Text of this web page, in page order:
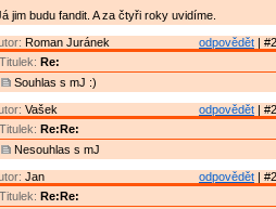
jim budu fandit. A za čtyři roky uvidíme.
odpovědět |
Roman Juránek
Titulek: Re:
Souhlas s mJ :)
odpovědět |
Vašek
Titulek: Re:Re:
Nesouhlas s mJ
odpovědět |
Jan
Titulek: Re:Re: